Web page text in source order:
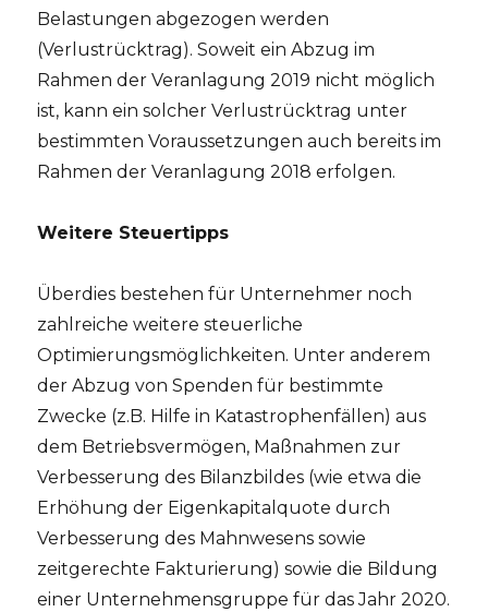
Belastungen abgezogen werden
(Verlustrücktrag). Soweit ein Abzug im
Rahmen der Veranlagung 2019 nicht möglich
ist, kann ein solcher Verlustrücktrag unter
bestimmten Voraussetzungen auch bereits im
Rahmen der Veranlagung 2018 erfolgen.
Weitere Steuertipps
Überdies bestehen für Unternehmer noch
zahlreiche weitere steuerliche
Optimierungsmöglichkeiten. Unter anderem
der Abzug von Spenden für bestimmte
Zwecke (z.B. Hilfe in Katastrophenfällen) aus
dem Betriebsvermögen, Maßnahmen zur
Verbesserung des Bilanzbildes (wie etwa die
Erhöhung der Eigenkapitalquote durch
Verbesserung des Mahnwesens sowie
zeitgerechte Fakturierung) sowie die Bildung
einer Unternehmensgruppe für das Jahr 2020.